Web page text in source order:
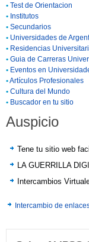
• Test de Orientacion
• Institutos
• Secundarios
• Universidades de
• Residencias
• Guia de Carreras
• Eventos en
•Artículos Profesionales
• Cultura del Mundo
• Buscador en tu sitio
Auspicio
Tene tu sitio web
LA GUERRILLA
Intercambios
Intercambio de